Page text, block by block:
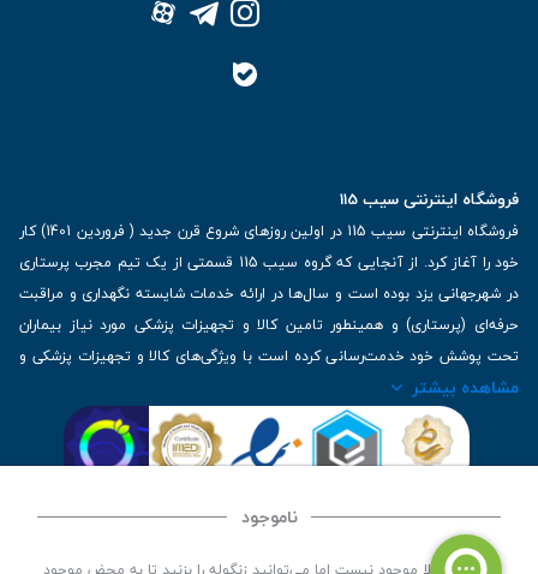
ناموجود
فروشگاه اینترنتی سیب 115
فروشگاه اینترنتی سیب 115 در اولین روزهای شروع قرن جدید ( فروردین 1401) کار
خود را آغاز کرد. از آنجایی که گروه سیب 115 قسمتی از یک تیم مجرب پرستاری
در شهرجهانی یزد بوده است و سال‌ها در ارائه خدمات شایسته نگهداری و مراقبت
حرفه‌ای (پرستاری) و همینطور تامین کالا و تجهیزات پزشکی مورد نیاز بیماران
تحت پوشش خود خدمت‌رسانی کرده است با ویژگی‌های کالا و تجهیزات پزشکی و
برترین برندهای موجود در بازار اطلاعات بسیار ارزشمندی را دارا می‌باشد
| تلفن تماس : 36333383-035 | ایمیل: Info@Sib115.com
مشاهده بیشتر
کلیه حقوق این سایت متعلق به سیب 115 ( فروشگاه لوازم پزشکی سیب 115 ) است، توسعه و